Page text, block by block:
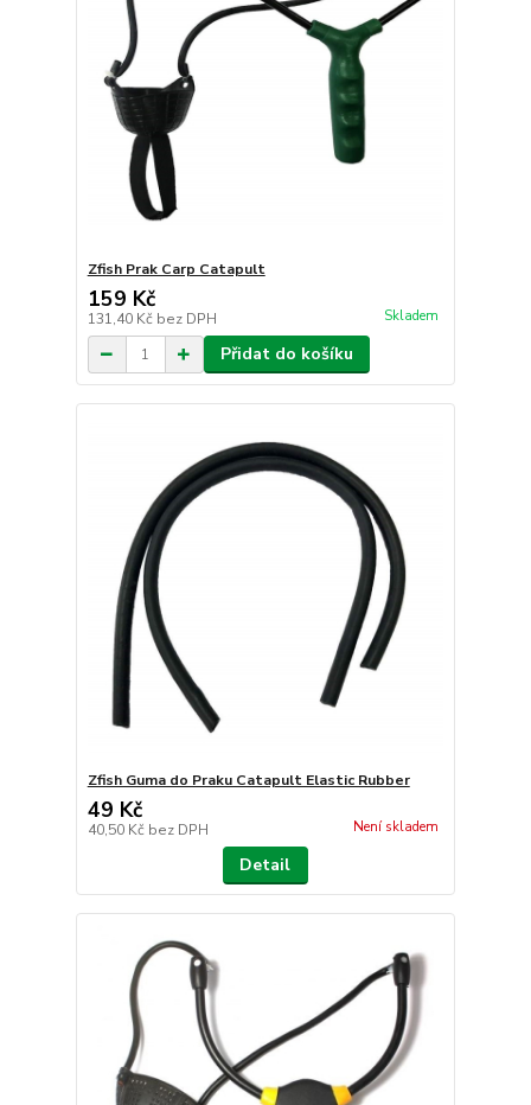
Zfish Prak Carp Catapult
159 Kč
131,40 Kč bez DPH Skladem
Přidat do košíku
Zfish Guma do Praku Catapult Elastic Rubber
49 Kč
40,50 Kč bez DPH Není skladem
Detail